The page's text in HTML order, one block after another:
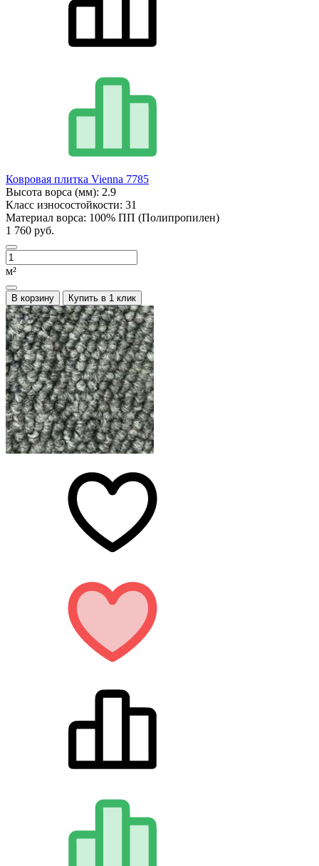
Ковровая плитка Vienna 7785
Высота ворса (мм): 2.9
Класс износостойкости: 31
Материал ворса: 100% ПП (Полипропилен)
1 760 руб.
м²
В корзину Купить в 1 клик